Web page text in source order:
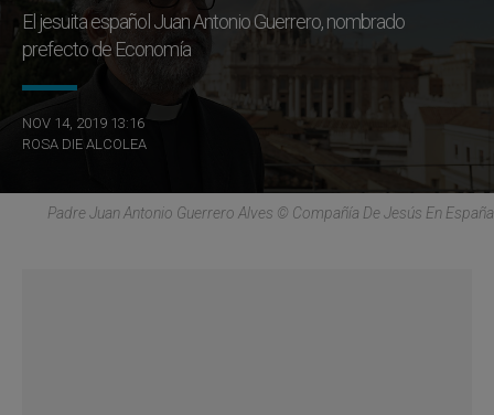
El jesuita español Juan Antonio Guerrero, nombrado
prefecto de Economía
NOV 14, 2019 13:16
ROSA DIE ALCOLEA
Padre Juan Antonio Guerrero Alves © Compañía De Jesús En España